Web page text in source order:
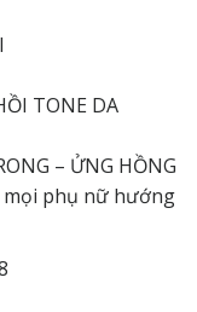
TONE DA
– ỬNG HỒNG
mọi phụ nữ hướng